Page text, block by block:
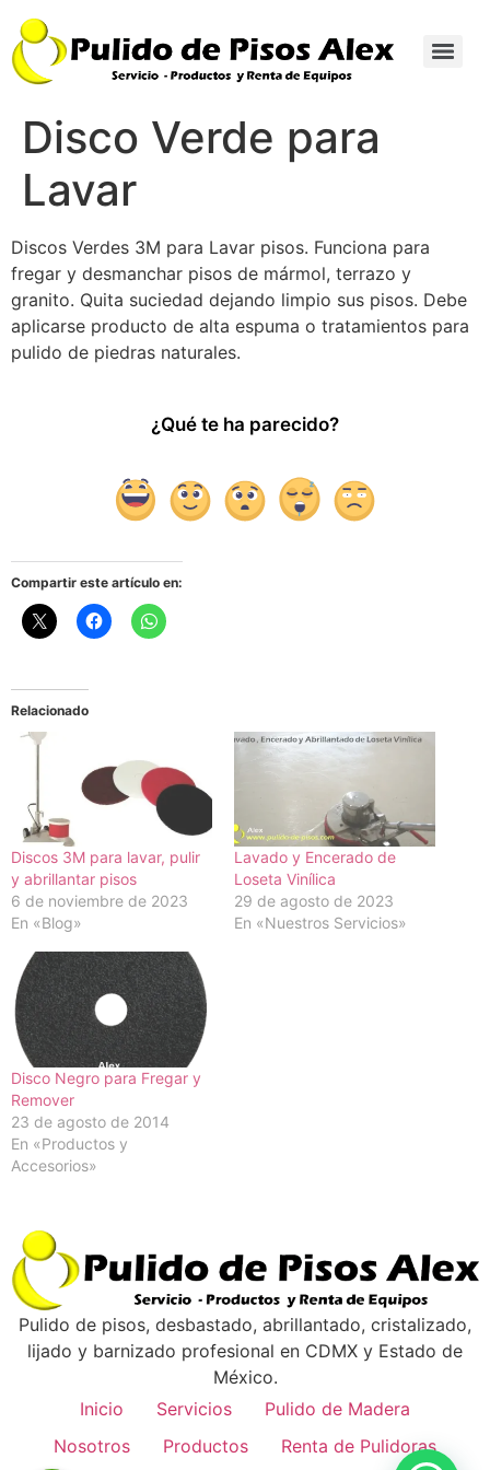
Disco Verde para
Lavar
Discos Verdes 3M para Lavar pisos. Funciona para
fregar y desmanchar pisos de mármol, terrazo y
granito. Quita suciedad dejando limpio sus pisos. Debe
aplicarse producto de alta espuma o tratamientos para
pulido de piedras naturales.
¿Qué te ha parecido?
Compartir este artículo en:
Relacionado
Discos 3M para lavar, pulir
y abrillantar pisos
6 de noviembre de 2023
En «Blog»
Lavado y Encerado de
Loseta Vinílica
29 de agosto de 2023
En «Nuestros Servicios»
Disco Negro para Fregar y
Remover
23 de agosto de 2014
En «Productos y
Accesorios»
Pulido de pisos, desbastado, abrillantado, cristalizado,
lijado y barnizado profesional en CDMX y Estado de
México.
Inicio
Servicios
Pulido de Madera
Nosotros
Productos Renta de Pulidoras